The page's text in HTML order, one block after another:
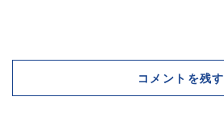
コメントを残す